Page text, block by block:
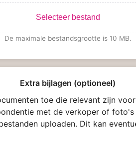
Selecteer bestand
De maximale bestandsgrootte is 10 MB.
Extra bijlagen (optioneel)
toe die relevant zijn
met de verkoper of
uploaden. Dit kan